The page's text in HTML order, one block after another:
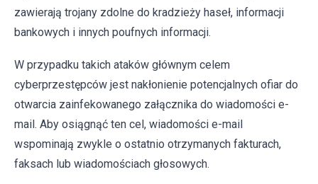
zawierają trojany zdolne do kradzieży haseł, informacji
bankowych i innych poufnych informacji.
W przypadku takich ataków głównym celem
cyberprzestępców jest nakłonienie potencjalnych ofiar do
otwarcia zainfekowanego załącznika do wiadomości e-
mail. Aby osiągnąć ten cel, wiadomości e-mail
wspominają zwykle o ostatnio otrzymanych fakturach,
faksach lub wiadomościach głosowych.